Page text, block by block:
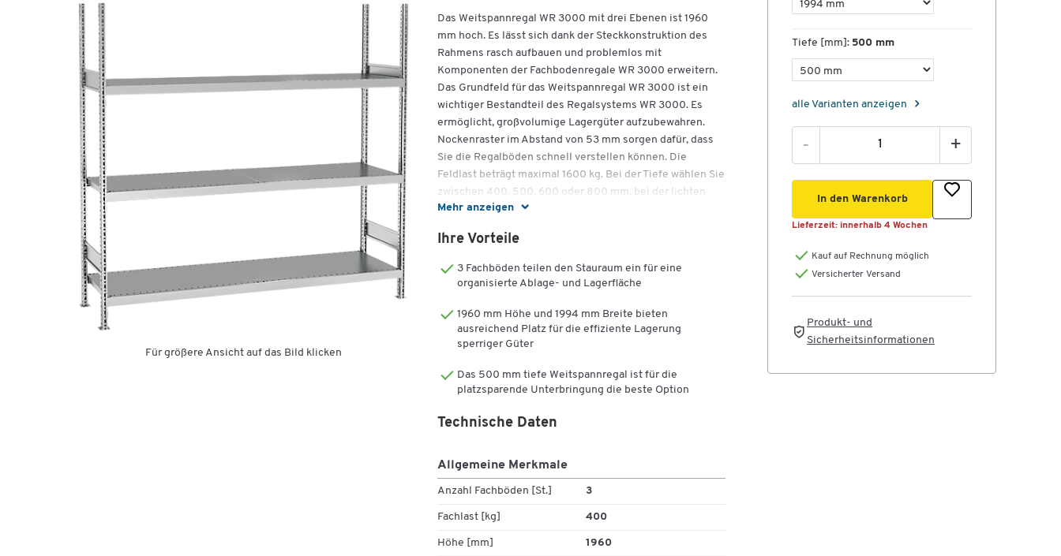
Für größere Ansicht auf das Bild klicken
Mehr anzeigen
Das Weitspannregal WR 3000 mit drei Ebenen ist 1960
mm hoch. Es lässt sich dank der Steckkonstruktion des
Rahmens rasch aufbauen und problemlos mit
Komponenten der Fachbodenregale WR 3000 erweitern.
Das Grundfeld für das Weitspannregal WR 3000 ist ein
wichtiger Bestandteil des Regalsystems WR 3000. Es
ermöglicht, großvolumige Lagergüter aufzubewahren.
Nockenraster im Abstand von 53 mm sorgen dafür, dass
Sie die Regalböden schnell verstellen können. Die
Feldlast beträgt maximal 1600 kg. Bei der Tiefe wählen Sie
zwischen 400, 500, 600 oder 800 mm, bei der lichten
Feldweite zwischen 1994, 2282 oder 2570 mm.
Grundfeld für Weitspannregal WR 3000
Zur Einlagerung von großvolumigen Lagergütern
mit leichten und mittleren Lasten
Ausführung: Verzinkt
Erweiterbar mit Komponenten der
Fachbodenregale WR 3000
und leichte Montage
Feldlast bis 1600 kg
3 Ebenen
Höhe: 1960 mm
Tiefe: wahlweise 400 mm, 500 mm, 600 mm oder
Lichte Feldweite: 1994 mm, 2282 mm oder 2570
Ihre Vorteile
3 Fachböden teilen den Stauraum ein für eine
organisierte Ablage- und Lagerfläche
1960 mm Höhe und 1994 mm Breite bieten
ausreichend Platz für die effiziente Lagerung
sperriger Güter
Das 500 mm tiefe Weitspannregal ist für die
platzsparende Unterbringung die beste Option
Technische Daten
Allgemeine Merkmale
Anzahl Fachböden [St.] 3
Fachlast [kg] 400
Höhe [mm] 1960
Tiefe [mm]: 500 mm
alle Varianten anzeigen
- +
In den Warenkorb
Lieferzeit: innerhalb 4 Wochen
Kauf auf Rechnung möglich
Versicherter Versand
Produkt- und
Sicherheitsinformationen